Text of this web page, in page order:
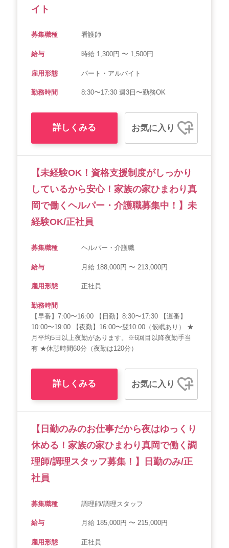
イト
募集職種 看護師
給与 時給 1,300円 〜 1,500円
雇用形態 パート・アルバイト
勤務時間 8:30〜17:30 週3日〜勤務OK
詳しくみる お気に入り
【未経験OK！資格支援制度がしっかり
しているから安心！家族の家ひまわり真
岡で働くヘルパー・介護職募集中！】未
経験OK/正社員
募集職種 ヘルパー・介護職
給与 月給 188,000円 〜 213,000円
雇用形態 正社員
勤務時間
【早番】7:00〜16:00 【日勤】8:30〜17:30 【遅番】
10:00〜19:00 【夜勤】16:00〜翌10:00（仮眠あり） ★
月平均5日以上夜勤があります。※6回目以降夜勤手当
有 ★休憩時間60分（夜勤は120分）
詳しくみる お気に入り
【日勤のみのお仕事だから夜はゆっくり
休める！家族の家ひまわり真岡で働く調
理師/調理スタッフ募集！】日勤のみ/正
社員
募集職種 調理師/調理スタッフ
給与 月給 185,000円 〜 215,000円
雇用形態 正社員